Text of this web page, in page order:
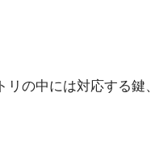
リの中には対応する鍵